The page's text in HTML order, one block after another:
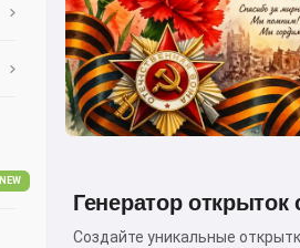
NEW
Генератор
Создайте уникальные